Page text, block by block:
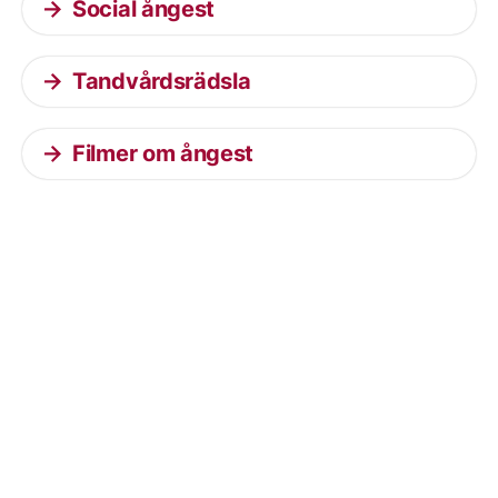
Social ångest
Tandvårdsrädsla
Filmer om ångest